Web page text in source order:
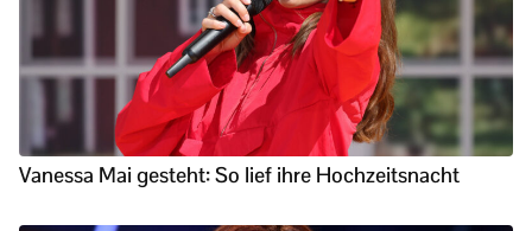
Vanessa Mai gesteht: So lief ihre Hochzeitsnacht